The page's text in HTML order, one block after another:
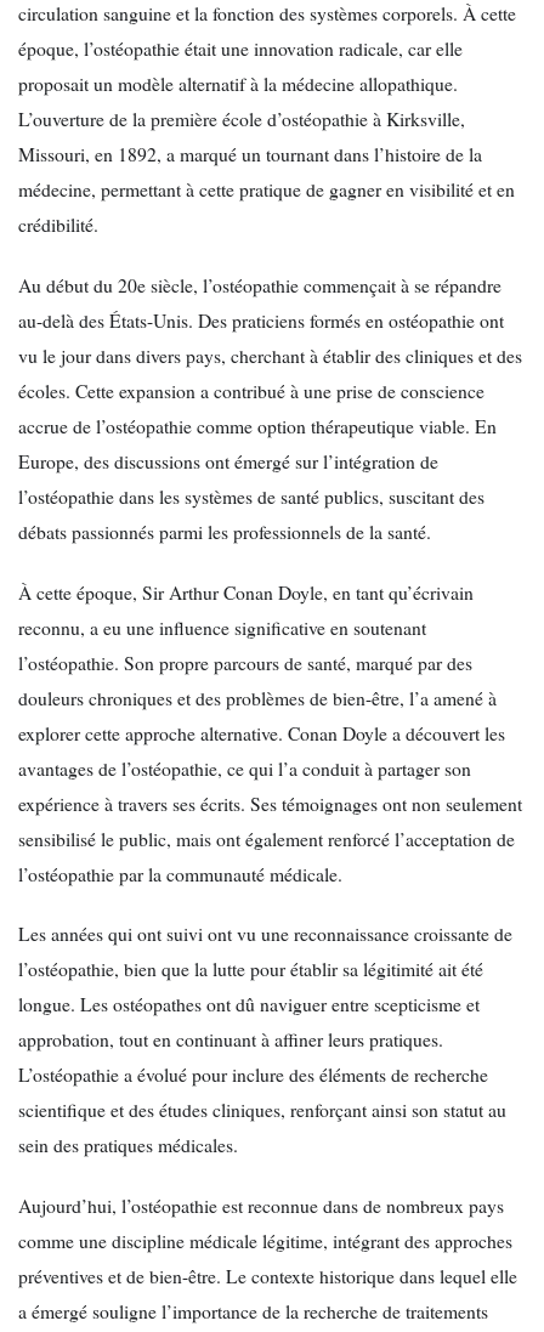
circulation sanguine et la fonction des systèmes corporels. À cette
époque, l’ostéopathie était une innovation radicale, car elle
proposait un modèle alternatif à la médecine allopathique.
L’ouverture de la première école d’ostéopathie à Kirksville,
Missouri, en 1892, a marqué un tournant dans l’histoire de la
médecine, permettant à cette pratique de gagner en visibilité et en
crédibilité.
Au début du 20e siècle, l’ostéopathie commençait à se répandre
au-delà des États-Unis. Des praticiens formés en ostéopathie ont
vu le jour dans divers pays, cherchant à établir des cliniques et des
écoles. Cette expansion a contribué à une prise de conscience
accrue de l’ostéopathie comme option thérapeutique viable. En
Europe, des discussions ont émergé sur l’intégration de
l’ostéopathie dans les systèmes de santé publics, suscitant des
débats passionnés parmi les professionnels de la santé.
À cette époque, Sir Arthur Conan Doyle, en tant qu’écrivain
reconnu, a eu une influence significative en soutenant
l’ostéopathie. Son propre parcours de santé, marqué par des
douleurs chroniques et des problèmes de bien-être, l’a amené à
explorer cette approche alternative. Conan Doyle a découvert les
avantages de l’ostéopathie, ce qui l’a conduit à partager son
expérience à travers ses écrits. Ses témoignages ont non seulement
sensibilisé le public, mais ont également renforcé l’acceptation de
l’ostéopathie par la communauté médicale.
Les années qui ont suivi ont vu une reconnaissance croissante de
l’ostéopathie, bien que la lutte pour établir sa légitimité ait été
longue. Les ostéopathes ont dû naviguer entre scepticisme et
approbation, tout en continuant à affiner leurs pratiques.
L’ostéopathie a évolué pour inclure des éléments de recherche
scientifique et des études cliniques, renforçant ainsi son statut au
sein des pratiques médicales.
Aujourd’hui, l’ostéopathie est reconnue dans de nombreux pays
comme une discipline médicale légitime, intégrant des approches
préventives et de bien-être. Le contexte historique dans lequel elle
a émergé souligne l’importance de la recherche de traitements